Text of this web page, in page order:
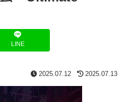
LINE
2025.07.12 2025.07.13